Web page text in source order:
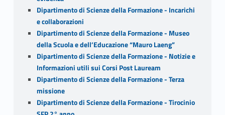
Dipartimento di Scienze della Formazione - Incarichi
e collaborazioni
Dipartimento di Scienze della Formazione - Museo
della Scuola e dell’Educazione “Mauro Laeng”
Dipartimento di Scienze della Formazione - Notizie e
Informazioni utili sui Corsi Post Lauream
Dipartimento di Scienze della Formazione - Terza
missione
Dipartimento di Scienze della Formazione - Tirocinio